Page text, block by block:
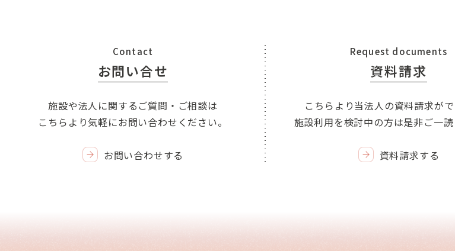
Contact
お問い合せ
施設や法人に関するご質問・ご相談は
こちらより気軽にお問い合わせください。
お問い合わせする
Request documents
資料請求
こちらより当法人の資料請求がで
施設利用を検討中の方は是非ご一読
資料請求する